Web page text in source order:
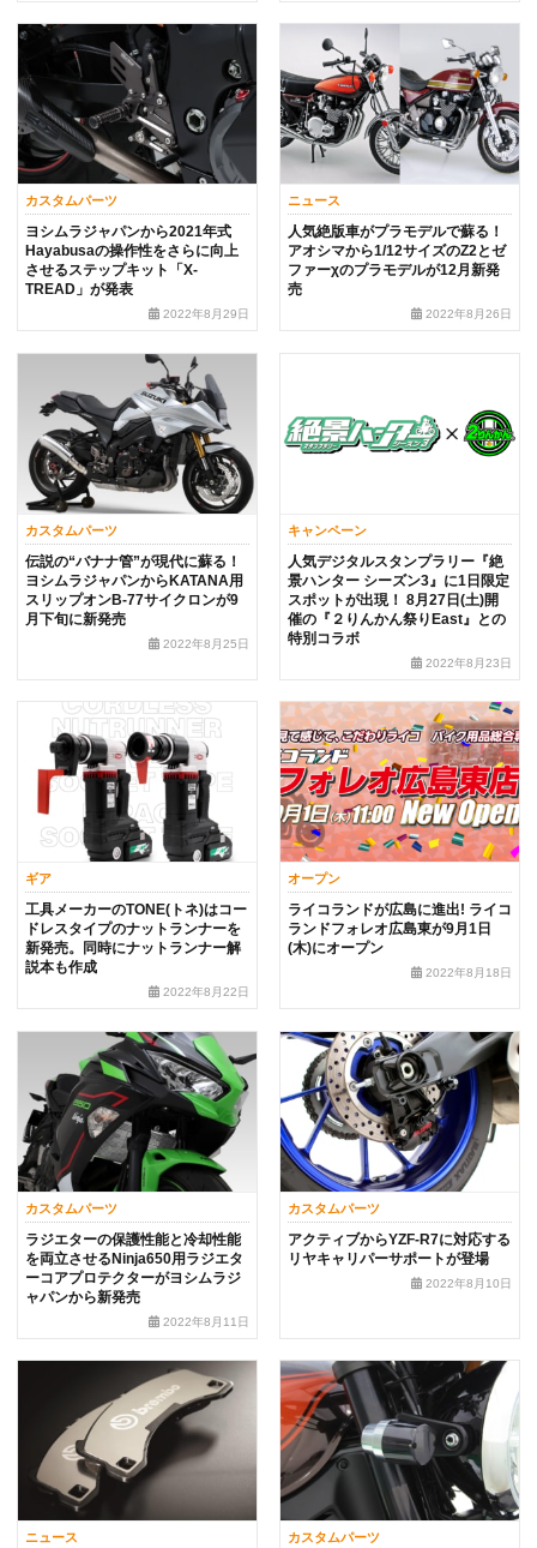
カスタムパーツ
ヨシムラジャパンから2021年式
Hayabusaの操作性をさらに向上
させるステップキット「X-
TREAD」が発表
2022年8月29日
ニュース
人気絶版車がプラモデルで蘇る！
アオシマから1/12サイズのZ2とゼ
ファーχのプラモデルが12月新発
売
2022年8月26日
カスタムパーツ
伝説の“バナナ管”が現代に蘇る！
ヨシムラジャパンからKATANA用
スリップオンB-77サイクロンが9
月下旬に新発売
2022年8月25日
キャンペーン
人気デジタルスタンプラリー『絶
景ハンター シーズン3』に1日限定
スポットが出現！ 8月27日(土)開
催の『２りんかん祭りEast』との
特別コラボ
2022年8月23日
ギア
工具メーカーのTONE(トネ)はコー
ドレスタイプのナットランナーを
新発売。同時にナットランナー解
説本も作成
2022年8月22日
オープン
ライコランドが広島に進出! ライコ
ランドフォレオ広島東が9月1日
(木)にオープン
2022年8月18日
カスタムパーツ
ラジエターの保護性能と冷却性能
を両立させるNinja650用ラジエタ
ーコアプロテクターがヨシムラジ
ャパンから新発売
2022年8月11日
カスタムパーツ
アクティブからYZF-R7に対応する
リヤキャリパーサポートが登場
2022年8月10日
ニュース カスタムパーツ